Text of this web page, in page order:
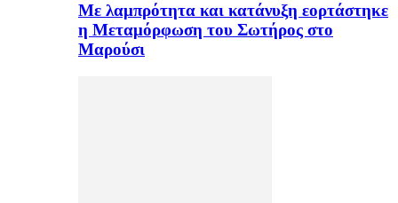
Με λαμπρότητα και κατάνυξη εορτάστηκε
η Μεταμόρφωση του Σωτήρος στο
Μαρούσι